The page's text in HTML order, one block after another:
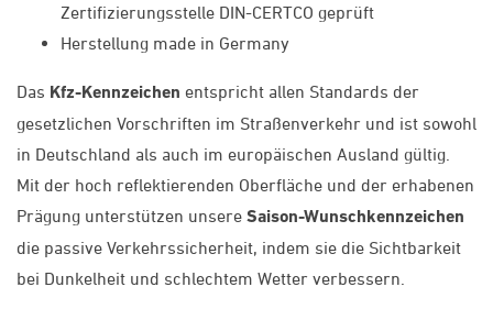
Zertifizierungsstelle DIN-CERTCO geprüft
Herstellung made in Germany
Das Kfz-Kennzeichen entspricht allen Standards der
gesetzlichen Vorschriften im Straßenverkehr und ist sowohl
in Deutschland als auch im europäischen Ausland gültig.
Mit der hoch reflektierenden Oberfläche und der erhabenen
Prägung unterstützen unsere Saison-Wunschkennzeichen
die passive Verkehrssicherheit, indem sie die Sichtbarkeit
bei Dunkelheit und schlechtem Wetter verbessern.